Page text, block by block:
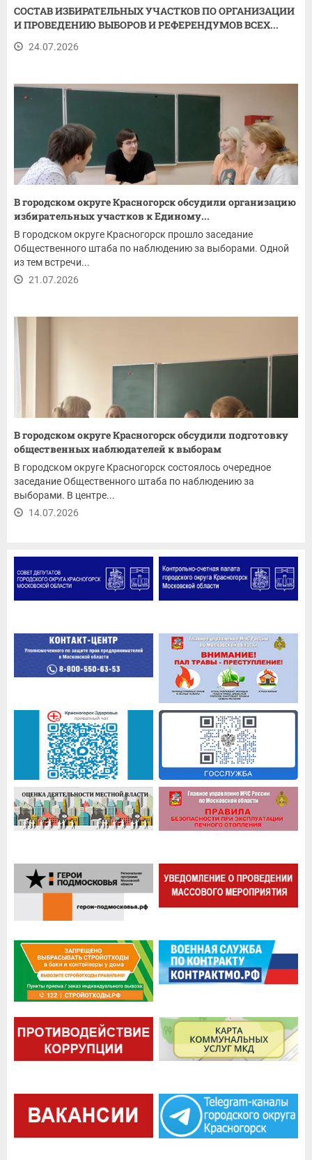
СОСТАВ ИЗБИРАТЕЛЬНЫХ УЧАСТКОВ ПО ОРГАНИЗАЦИИ
И ПРОВЕДЕНИЮ ВЫБОРОВ И РЕФЕРЕНДУМОВ ВСЕХ...
24.07.2026
В городском округе Красногорск обсудили организацию
избирательных участков к Единому...
В городском округе Красногорск прошло заседание
Общественного штаба по наблюдению за выборами. Одной
из тем встречи...
21.07.2026
В городском округе Красногорск обсудили подготовку
общественных наблюдателей к выборам
В городском округе Красногорск состоялось очередное
заседание Общественного штаба по наблюдению за
выборами. В центре...
14.07.2026